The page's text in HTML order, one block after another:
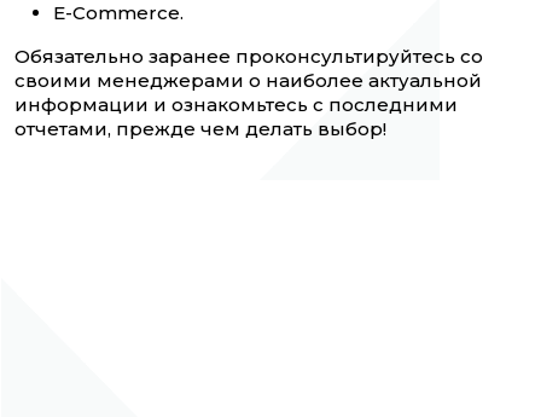
E-Commerce.
Обязательно заранее проконсультируйтесь со
своими менеджерами о наиболее актуальной
информации и ознакомьтесь с последними
отчетами, прежде чем делать выбор!